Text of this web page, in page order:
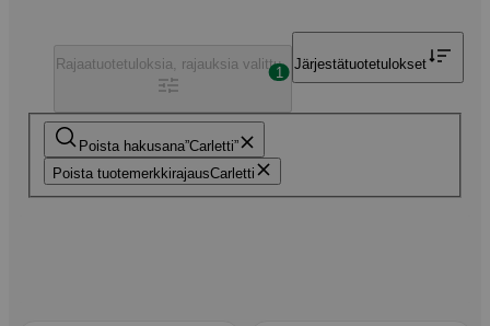
Poista hakusana Carletti
Poista tuotemerkkirajausCarletti
Rajaatuotetuloksia, rajauksia valittu
1
Järjestätuotetulokset